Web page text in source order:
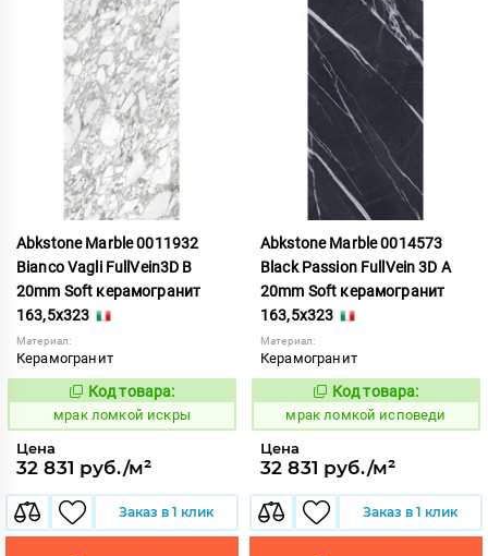
Abkstone Marble 0011932
Bianco Vagli FullVein3D B
20mm Soft керамогранит
163,5x323
Материал:
Керамогранит
1052909
Код товара:
мрак ломкой искры
Цена
32 831 руб./м²
Заказ в 1 клик
Abkstone Marble 0014573
Black Passion FullVein 3D A
20mm Soft керамогранит
163,5x323
Материал:
Керамогранит
1052910
Код товара:
мрак ломкой исповеди
Цена
32 831 руб./м²
Заказ в 1 клик